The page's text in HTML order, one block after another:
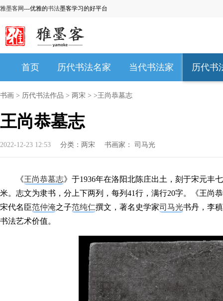
雅墨客网---优雅的书法墨客学习的好平台
首页 历代书法名家 当代书法家 历代书
书画 > 历代书法作品 > 两宋 > >王尚恭墓志
王尚恭墓志
2022-12-23 12:53 分类： 两宋 书画家： 司马光
《王尚恭墓志》于1936年在洛阳北陈庄出土，刻于宋元丰
米。志文为隶书，分上下两列，每列41行，满行20字。《王尚恭
宋代名臣范仲淹之子范纯仁撰文，著名史学家司马光书丹，李
书法艺术价值。